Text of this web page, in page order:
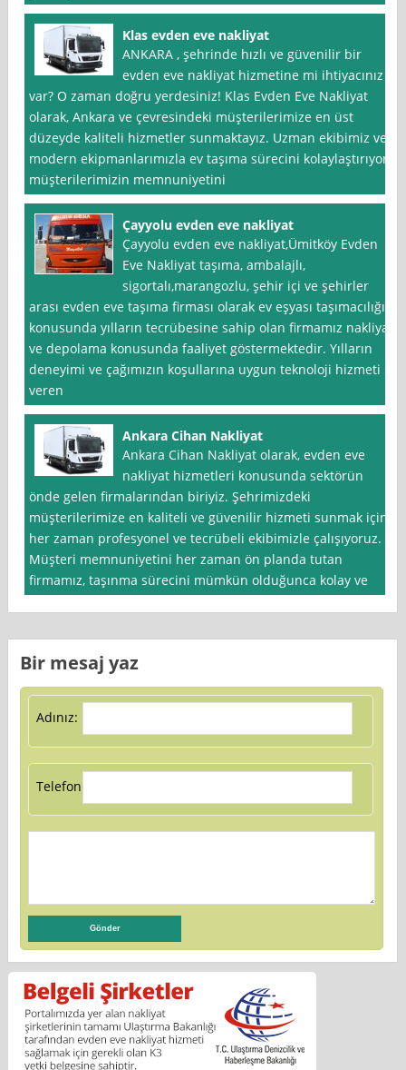
Klas evden eve nakliyat
ANKARA , şehrinde hızlı ve güvenilir bir
evden eve nakliyat hizmetine mi ihtiyacınız
var? O zaman doğru yerdesiniz! Klas Evden Eve Nakliyat
olarak, Ankara ve çevresindeki müşterilerimize en üst
düzeyde kaliteli hizmetler sunmaktayız. Uzman ekibimiz ve
modern ekipmanlarımızla ev taşıma sürecini kolaylaştırıyor,
müşterilerimizin memnuniyetini
Çayyolu evden eve nakliyat
Çayyolu evden eve nakliyat,Ümitköy Evden
Eve Nakliyat taşıma, ambalajlı,
sigortalı,marangozlu, şehir içi ve şehirler
arası evden eve taşıma firması olarak ev eşyası taşımacılığı
konusunda yılların tecrübesine sahip olan firmamız nakliyat
ve depolama konusunda faaliyet göstermektedir. Yılların
deneyimi ve çağımızın koşullarına uygun teknoloji hizmeti
veren
Ankara Cihan Nakliyat
Ankara Cihan Nakliyat olarak, evden eve
nakliyat hizmetleri konusunda sektörün
önde gelen firmalarından biriyiz. Şehrimizdeki
müşterilerimize en kaliteli ve güvenilir hizmeti sunmak için
her zaman profesyonel ve tecrübeli ekibimizle çalışıyoruz.
Müşteri memnuniyetini her zaman ön planda tutan
firmamız, taşınma sürecini mümkün olduğunca kolay ve
Bir mesaj yaz
Adınız:
Telefon: